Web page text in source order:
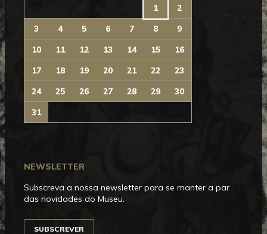
NEWSLETTER
Subscreva a nossa newsletter para se manter a par
das novidades do Museu.
SUBSCREVER
1
2
3
4 5 6 7 8
9
10
11 12 13 14 15
16
17
18 19 20 21 22
23
24
25 26 27 28 29
30
31